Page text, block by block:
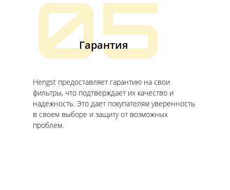
05
Гарантия
Hengst предоставляет гарантию на свои
фильтры, что подтверждает их качество и
надежность. Это дает покупателям уверенность
в своем выборе и защиту от возможных
проблем.